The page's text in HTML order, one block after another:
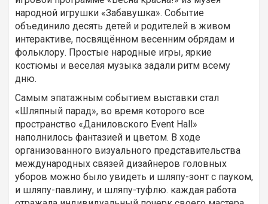
народной игрушки «Забавушка». Событие
объединило десять детей и родителей в живом
интерактиве, посвящённом весенним обрядам и
фольклору. Простые народные игры, яркие
костюмы и веселая музыка задали ритм всему
дню.
Самым эпатажным событием выставки стал
«Шляпный парад», во время которого все
пространство «Даниловского Event Hall»
наполнилось фантазией и цветом. В ходе
организованного визуального представительства
международных связей дизайнеров головных
уборов можно было увидеть и шляпу-зонт с пауком,
и шляпу-павлину, и шляпу-туфлю. каждая работа